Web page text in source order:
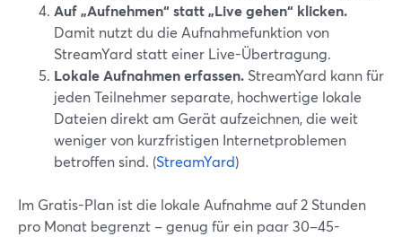
Auf „Aufnehmen“ statt „Live gehen“ klicken.
Damit nutzt du die Aufnahmefunktion von
StreamYard statt einer Live-Übertragung.
Lokale Aufnahmen erfassen. StreamYard kann für
jeden Teilnehmer separate, hochwertige lokale
Dateien direkt am Gerät aufzeichnen, die weit
weniger von kurzfristigen Internetproblemen
betroffen sind. (StreamYard)
Im Gratis-Plan ist die lokale Aufnahme auf 2 Stunden
pro Monat begrenzt – genug für ein paar 30–45-